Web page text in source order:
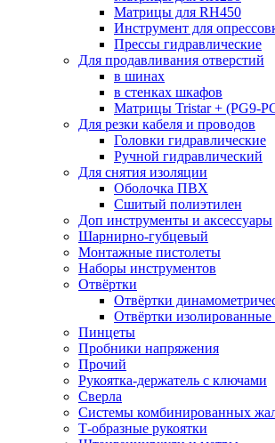
Матрицы для RH450
Инструмент для
Прессы гидравлические
Для продавливания отверстий
в шинах
в стенках шкафов
Матрицы Tristar + (PG9-
Для резки кабеля и проводов
Головки гидравлические
Ручной гидравлический
Для снятия изоляции
Оболочка ПВХ
Сшитый полиэтилен
Доп инструменты и аксессуары
Шарнирно-губцевый
Монтажные пистолеты
Наборы инструментов
Отвёртки
Отвёртки
Отвёртки
Пинцеты
Пробники напряжения
Прочий
Рукоятка-держатель с ключами
Сверла
Системы комбинированных
Т-образные рукоятки